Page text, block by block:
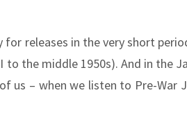
for releases in the very short
the middle 1950s). And in the
us – when we listen to Pre-War